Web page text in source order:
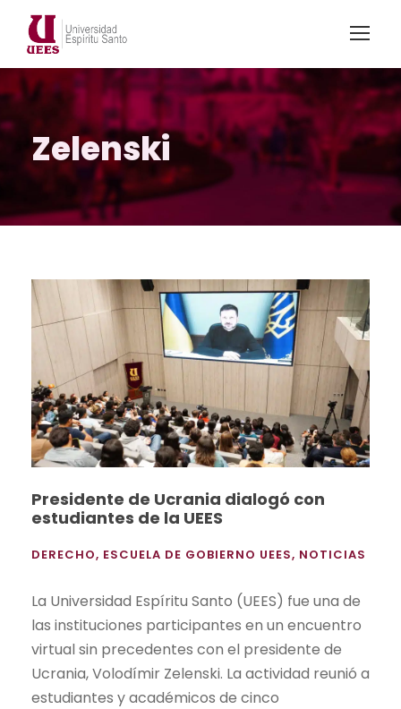
Zelenski
Presidente de Ucrania dialogó con
estudiantes de la UEES
DERECHO, ESCUELA DE GOBIERNO UEES, NOTICIAS
La Universidad Espíritu Santo (UEES) fue una de
las instituciones participantes en un encuentro
virtual sin precedentes con el presidente de
Ucrania, Volodímir Zelenski. La actividad reunió a
estudiantes y académicos de cinco